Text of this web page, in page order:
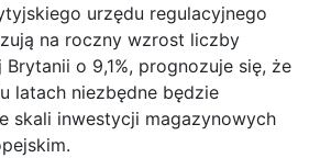
urzędu regulacyjnego
na roczny wzrost liczby
Brytanii o 9,1%, prognozuje się, że
latach niezbędne będzie
skali inwestycji magazynowych